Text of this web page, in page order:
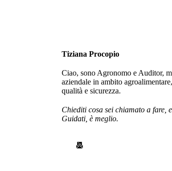
Tiziana Procopio
Ciao, sono Agronomo e Auditor,
aziendale in ambito
qualità e sicurezza.
Chiediti cosa sei chiamato a fare,
Guidati, è meglio.